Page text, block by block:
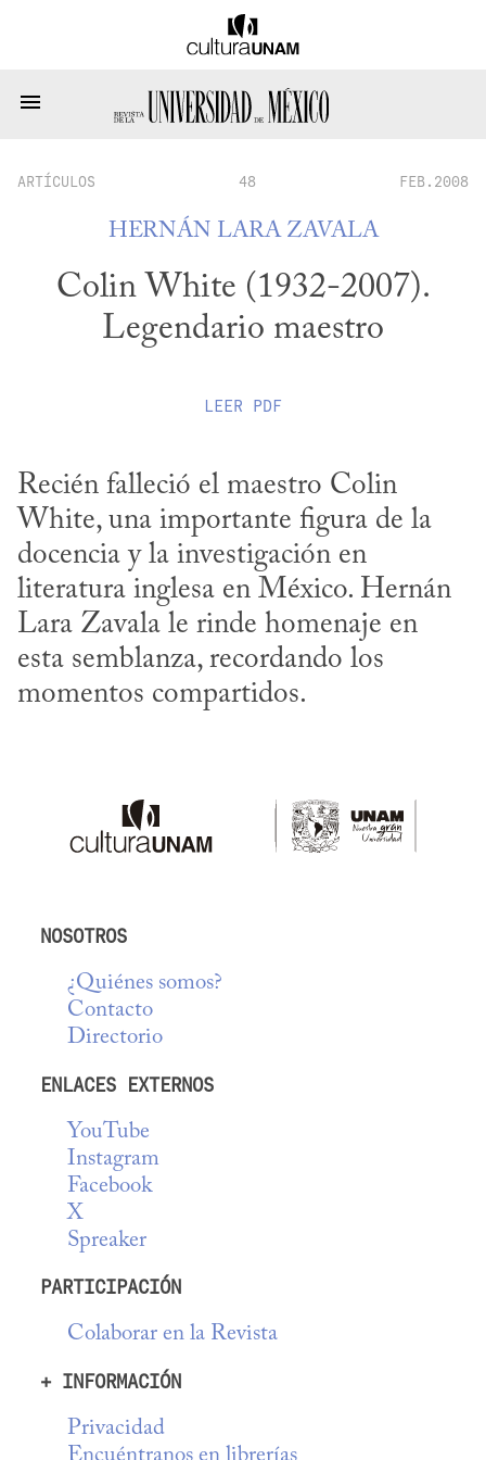
ARTÍCULOS 48 FEB.2008
HERNÁN LARA ZAVALA
Colin White (1932-2007).
Legendario maestro
LEER PDF
Recién falleció el maestro Colin
White, una importante figura de la
docencia y la investigación en
literatura inglesa en México. Hernán
Lara Zavala le rinde homenaje en
esta semblanza, recordando los
momentos compartidos.
NOSOTROS
¿Quiénes somos?
Contacto
Directorio
ENLACES EXTERNOS
YouTube
Instagram
Facebook
X
Spreaker
PARTICIPACIÓN
Colaborar en la Revista
+ INFORMACIÓN
Privacidad